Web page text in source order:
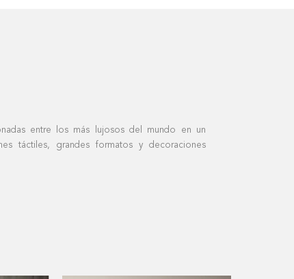
entre los más lujosos del mundo en un
táctiles, grandes formatos y decoraciones